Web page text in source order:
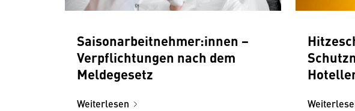
Saisonarbeitnehmer:innen −
Verpflichtungen nach dem
Meldegesetz
Weiterlesen